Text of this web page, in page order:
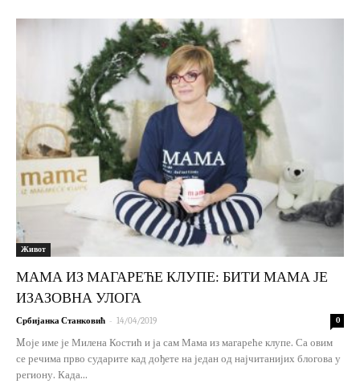
Живот
МАМА ИЗ МАГАРЕЋЕ КЛУПЕ: БИТИ МАМА ЈЕ
ИЗАЗОВНА УЛОГА
Србијанка Станковић - 14/04/2019 0
Mоје име је Милена Костић и ја сам Мама из магареће клупе. Са овим
се речима прво сударите кад дођете на један од најчитанијих блогова у
региону. Када...